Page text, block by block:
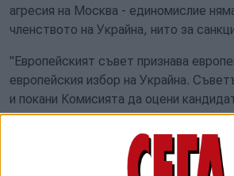
агресия на Москва - единомислие
членството на Украйна, нито за
"Европейският съвет признава
европейския избор на Украйна.
и покани Комисията да оцени
съответните клаузи на договорите
този преглед и без забавяне, ще
укрепваме нашите връзки и да